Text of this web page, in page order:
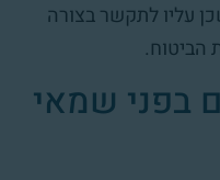
עליו לתקשר בצורה
הביטוח.
בפני שמאי